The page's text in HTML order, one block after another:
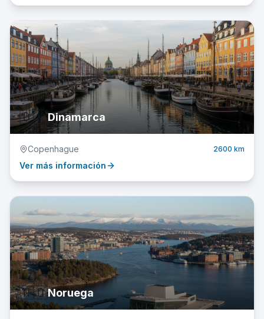
🇩🇰Dinamarca
Copenhague 2600 km
Ver más información
🇳🇴Noruega